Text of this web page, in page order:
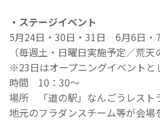
・ステージイベント
5月24日・30日・31日 6月6日・
（毎週土・日曜日実施予定／荒天
※23日はオープニングイベントと
時間 10：30～
場所 「道の駅」なんごうレスト
地元のフラダンスチーム等が会場